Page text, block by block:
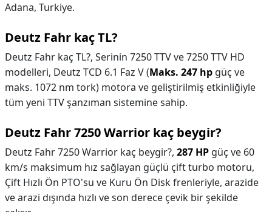
Adana, Turkiye.
Deutz Fahr kaç TL?
Deutz Fahr kaç TL?, Serinin 7250 TTV ve 7250 TTV HD
modelleri, Deutz TCD 6.1 Faz V (Maks. 247 hp güç ve
maks. 1072 nm tork) motora ve geliştirilmiş etkinliğiyle
tüm yeni TTV şanzıman sistemine sahip.
Deutz Fahr 7250 Warrior kaç beygir?
Deutz Fahr 7250 Warrior kaç beygir?, 287 HP güç ve 60
km/s maksimum hız sağlayan güçlü çift turbo motoru,
Çift Hızlı Ön PTO'su ve Kuru Ön Disk frenleriyle, arazide
ve arazi dışında hızlı ve son derece çevik bir şekilde